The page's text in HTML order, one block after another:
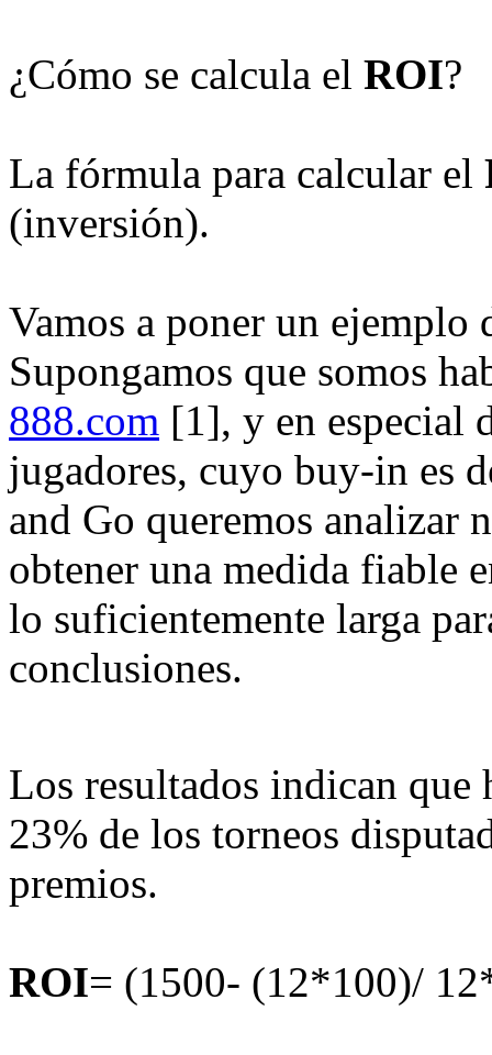
¿Cómo se calcula el ROI?
La fórmula para calcular el
(inversión).
Vamos a poner un ejemplo
Supongamos que somos
888.com [1], y en especial
jugadores, cuyo buy-in es
and Go queremos analizar
obtener una medida fiable
lo suficientemente larga
conclusiones.
Los resultados indican que
23% de los torneos
premios.
ROI= (1500- (12*100)/